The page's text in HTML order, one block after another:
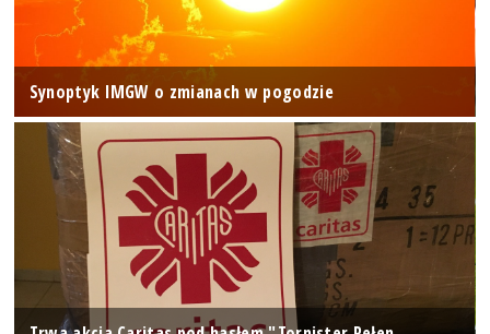
Synoptyk IMGW o zmianach w pogodzie